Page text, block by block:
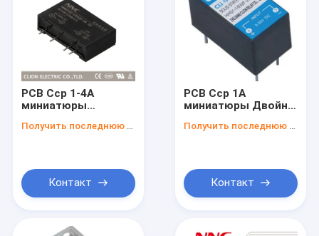
PCB Сср 1-4A
миниатюры
параллельный
Получить последнюю цену
Контакт
PCB Сср 1A
миниатюры Двойн-
Получить последнюю цену
Контакт